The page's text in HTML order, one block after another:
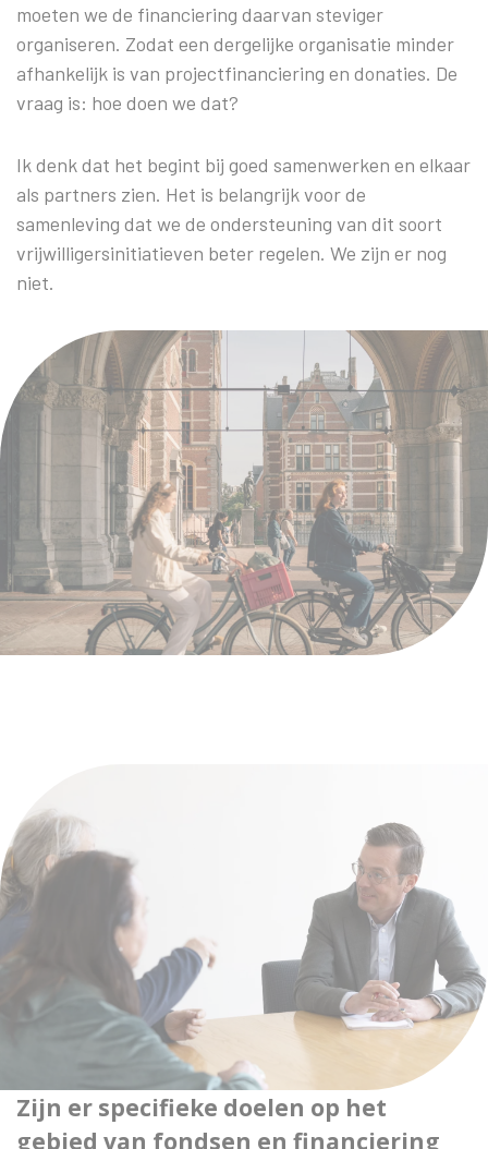
moeten we de financiering daarvan steviger
organiseren. Zodat een dergelijke organisatie minder
afhankelijk is van projectfinanciering en donaties. De
vraag is: hoe doen we dat?
Ik denk dat het begint bij goed samenwerken en elkaar
als partners zien. Het is belangrijk voor de
samenleving dat we de ondersteuning van dit soort
vrijwilligersinitiatieven beter regelen. We zijn er nog
niet.
Zijn er specifieke doelen op het
gebied van fondsen en financiering